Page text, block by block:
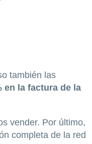
también las
en la factura de la
vender. Por último,
completa de la red